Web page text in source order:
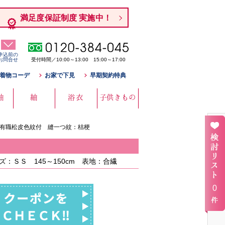
満足度保証制度 実施中！
込前の
問合せ
受付時間／10:00～13:00 15:00～17:00
物コーデ お家で下見 早期契約特典
紬 浴衣 子供きもの
職松皮色紋付 縫一つ紋：桔梗
：ＳＳ 145～150cm 表地：合繊
0